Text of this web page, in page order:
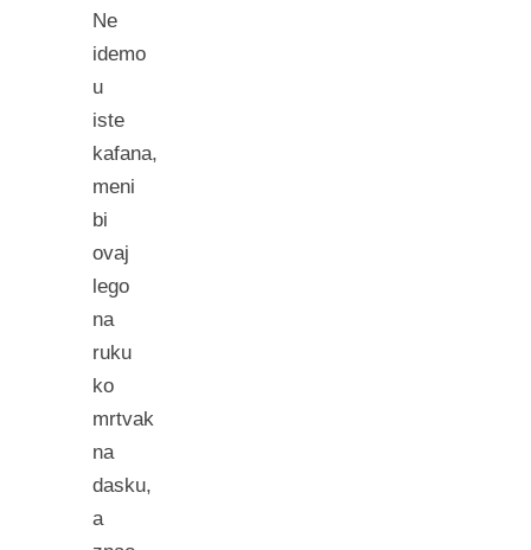
Ne
idemo
u
iste
kafana,
meni
bi
ovaj
lego
na
ruku
ko
mrtvak
na
dasku,
a